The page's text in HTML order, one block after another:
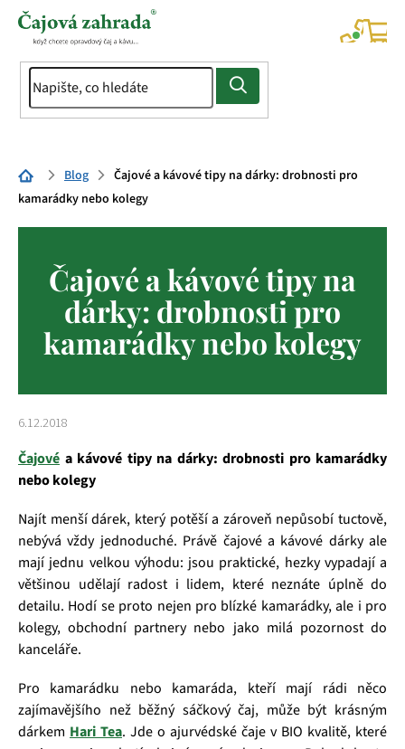
Přejít
Domů Blog
Čajové a kávové tipy na dárky: drobnosti pro
kamarádky nebo kolegy
Čajové a kávové tipy na
dárky: drobnosti pro
kamarádky nebo kolegy
6.12.2018
Čajové a kávové tipy na dárky: drobnosti pro kamarádky
nebo kolegy
Najít menší dárek, který potěší a zároveň nepůsobí tuctově,
nebývá vždy jednoduché. Právě čajové a kávové dárky ale
mají jednu velkou výhodu: jsou praktické, hezky vypadají a
většinou udělají radost i lidem, které neznáte úplně do
detailu. Hodí se proto nejen pro blízké kamarádky, ale i pro
kolegy, obchodní partnery nebo jako milá pozornost do
kanceláře.
Pro kamarádku nebo kamaráda, kteří mají rádi něco
zajímavějšího než běžný sáčkový čaj, může být krásným
dárkem Hari Tea. Jde o ajurvédské čaje v BIO kvalitě, které